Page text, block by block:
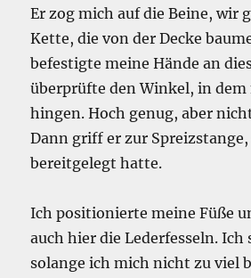
Er zog mich auf die Beine, wir
Kette, die von der Decke
befestigte meine Hände an
überprüfte den Winkel, in dem
hingen. Hoch genug, aber
Dann griff er zur
bereitgelegt hatte.
Ich positionierte meine Füße
auch hier die Lederfesseln. Ich
solange ich mich nicht zu viel